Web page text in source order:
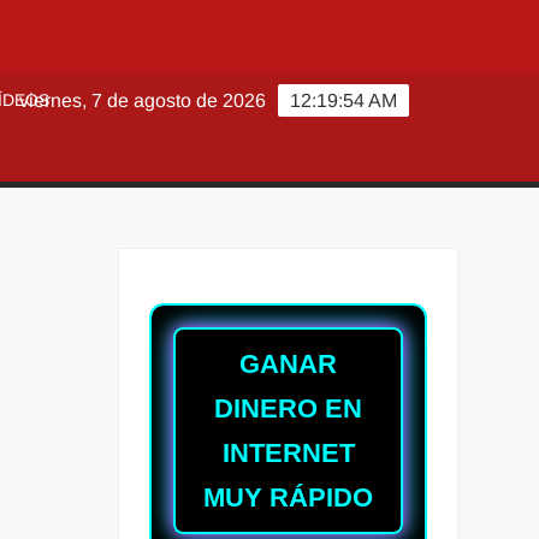
12:19:55 AM
viernes, 7 de agosto de 2026
GANAR
DINERO EN
INTERNET
MUY RÁPIDO